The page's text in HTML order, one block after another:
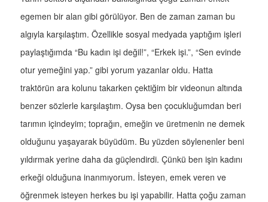
egemen bir alan gibi görülüyor. Ben de zaman zaman bu
algıyla karşılaştım. Özellikle sosyal medyada yaptığım işleri
paylaştığımda “Bu kadın işi değil!”, “Erkek işi.”, “Sen evinde
otur yemeğini yap.” gibi yorum yazanlar oldu. Hatta
traktörün ara kolunu takarken çektiğim bir videonun altında
benzer sözlerle karşılaştım. Oysa ben çocukluğumdan beri
tarımın içindeyim; toprağın, emeğin ve üretmenin ne demek
olduğunu yaşayarak büyüdüm. Bu yüzden söylenenler beni
yıldırmak yerine daha da güçlendirdi. Çünkü ben işin kadını
erkeği olduğuna inanmıyorum. İsteyen, emek veren ve
öğrenmek isteyen herkes bu işi yapabilir. Hatta çoğu zaman